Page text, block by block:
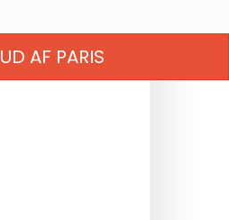
UD AF PARIS